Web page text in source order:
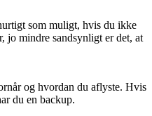
som muligt, hvis du ikke
jo mindre sandsynligt er det, at
og hvordan du aflyste. Hvis
du en backup.